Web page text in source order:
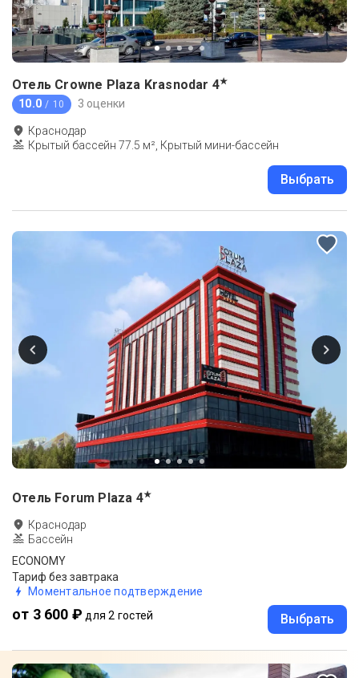
Отель Crowne Plaza Krasnodar 4★
10.0 / 10 3 оценки
Краснодар
Крытый бассейн 77.5 м², Крытый мини-бассейн
Выбрать
Отель Forum Plaza 4★
Краснодар
Бассейн
ECONOMY
Тариф без завтрака
Моментальное подтверждение
от 3 600 ₽ для 2 гостей Выбрать